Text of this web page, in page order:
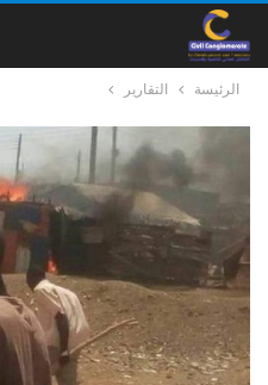
الرئيسة التقارير